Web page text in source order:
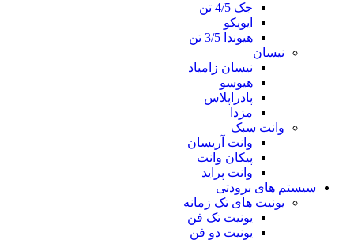
جک 4/5 تن
ایویکو
هیوندا 3/5 تن
نیسان
نیسان زامیاد
هیوسو
پادراپلاس
مزدا
وانت سبک
وانت آریسان
پیکان وانت
وانت پراید
سیستم های برودتی
یونیت های تک زمانه
یونیت تک فن
یونیت دو فن